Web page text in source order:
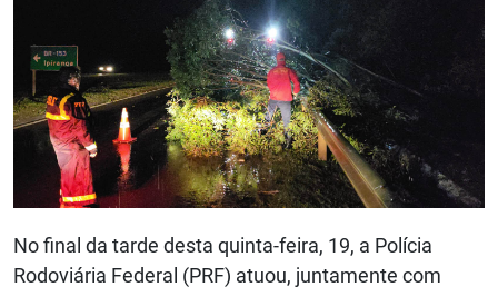
No final da tarde desta quinta-feira, 19, a Polícia
Rodoviária Federal (PRF) atuou, juntamente com